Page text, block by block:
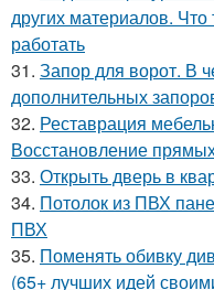
других материалов.
работать
31. Запор для ворот. В
дополнительных
32. Реставрация
Восстановление
33. Открыть дверь в
34. Потолок из ПВХ
ПВХ
35. Поменять обивку
(65+ лучших идей